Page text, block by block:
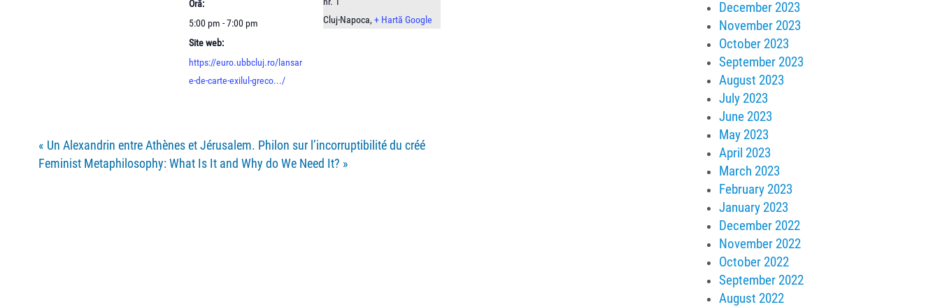
Oră:
5:00 pm - 7:00 pm
Site web:
https://euro.ubbcluj.ro/lansar
e-de-carte-exilul-greco.../
Cluj-Napoca, + Hartă Google
« Un Alexandrin entre Athènes et Jérusalem. Philon sur l’incorruptibilité du créé
Feminist Metaphilosophy: What Is It and Why do We Need It? »
December 2023
November 2023
October 2023
September 2023
August 2023
July 2023
June 2023
May 2023
April 2023
March 2023
February 2023
January 2023
December 2022
November 2022
October 2022
September 2022
August 2022